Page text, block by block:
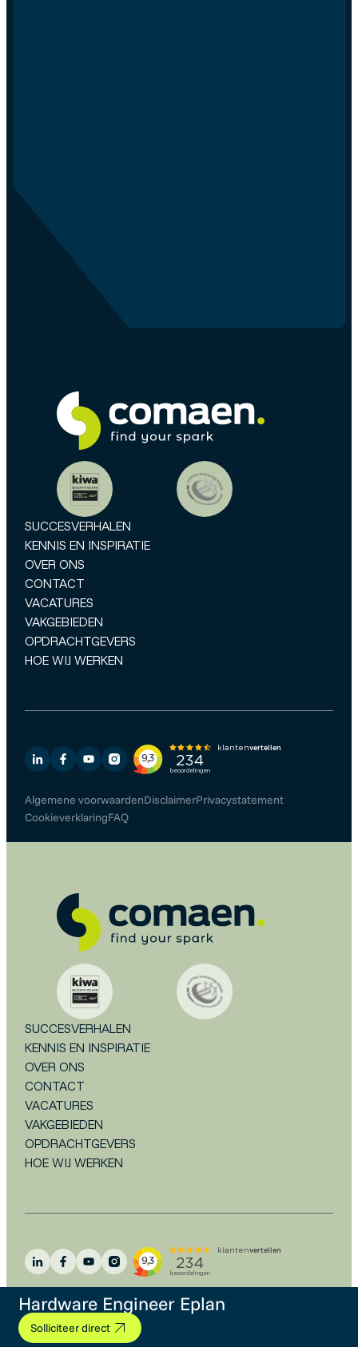
Hardware Engineer Eplan
Solliciteer direct
SUCCESVERHALEN
KENNIS EN INSPIRATIE
OVER ONS
CONTACT
VACATURES
VAKGEBIEDEN
OPDRACHTGEVERS
HOE WIJ WERKEN
Algemene voorwaardenDisclaimerPrivacystatement
CookieverklaringFAQ
SUCCESVERHALEN
KENNIS EN INSPIRATIE
OVER ONS
CONTACT
VACATURES
VAKGEBIEDEN
OPDRACHTGEVERS
HOE WIJ WERKEN
Algemene voorwaardenDisclaimerPrivacystatement
Cookieverklaring
FAQ